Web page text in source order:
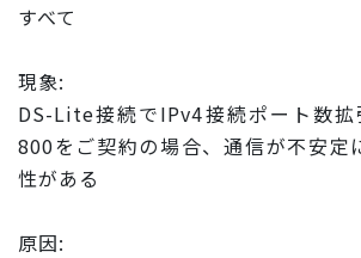
すべて
現象:
DS-Lite接続でIPv4接続ポート数
800をご契約の場合、通信が不安定
性がある
原因: